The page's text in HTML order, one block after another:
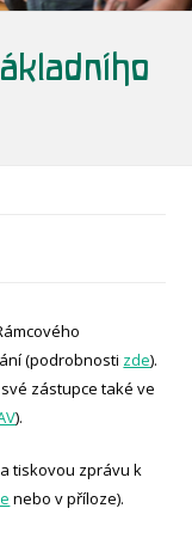
(podrobnosti zde).
své zástupce také ve
).
tiskovou zprávu k
nebo v příloze).